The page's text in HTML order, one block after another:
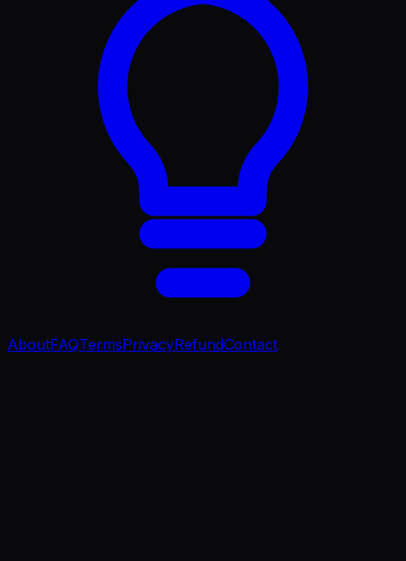
AboutFAQTermsPrivacyRefundContact